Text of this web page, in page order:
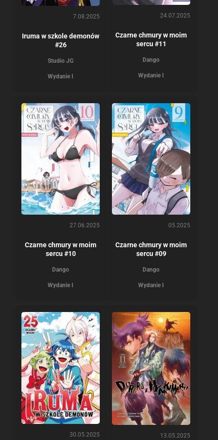
7.08.2025
Iruma w szkole demonów
#26
Studio JG
Wydanie I
24.07.2025
Czarne chmury w moim
sercu #11
Dango
Wydanie I
27.06.2025
Czarne chmury w moim
sercu #10
Dango
Wydanie I
05.2025
Czarne chmury w moim
sercu #09
Dango
Wydanie I
30.05.2025 13.05.2025